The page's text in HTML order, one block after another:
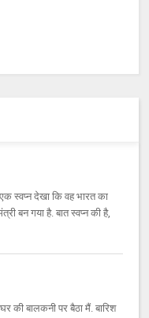
स्वप्न देखा कि वह भारत का
बन गया है. बात स्वप्न की है,
की बालकनी पर बैठा मैं. बारिश